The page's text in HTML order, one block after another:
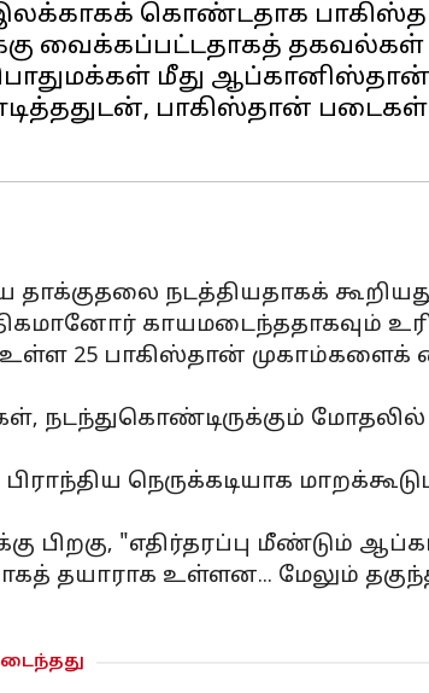
கொண்டதாக
வைக்கப்பட்டதாகத்
மீது ஆப்கானிஸ்தான்
பாகிஸ்தான் படைகள்
நடத்தியதாகக்
காயமடைந்ததாகவும்
25 பாகிஸ்தான் முகாம்களைக்
நடந்துகொண்டிருக்கும்
நெருக்கடியாக
பிறகு, "எதிர்தரப்பு மீண்டும்
தயாராக உள்ளன... மேலும்